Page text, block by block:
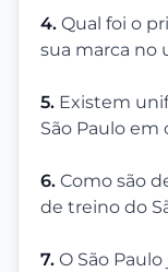
4. Qual foi o
sua marca no
5. Existem
São Paulo em
6. Como são
de treino do
7. O São